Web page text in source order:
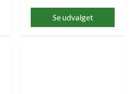
Se udvalget